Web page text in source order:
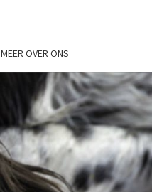
MEER OVER ONS